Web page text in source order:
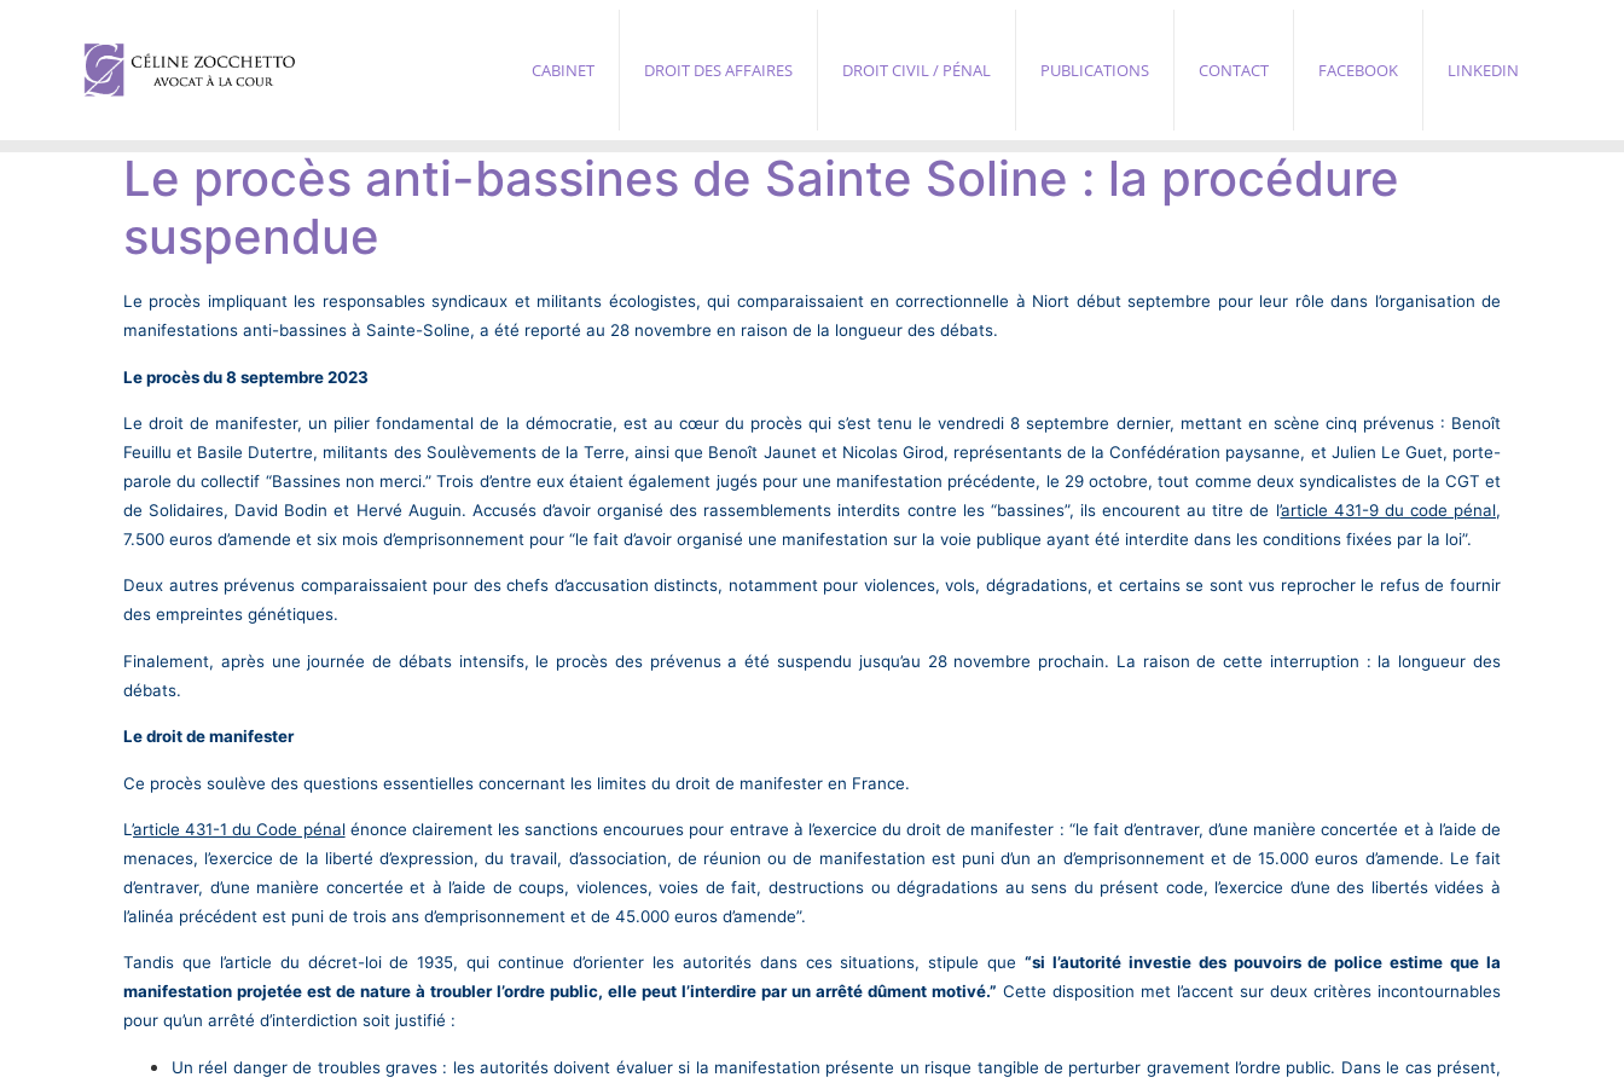
CABINET DROIT DES AFFAIRES DROIT CIVIL / PÉNAL PUBLICATIONS CONTACT FACEBOOK LINKEDIN
Le procès anti-bassines de Sainte Soline : la procédure
suspendue
Le procès impliquant les responsables syndicaux et militants écologistes, qui comparaissaient en correctionnelle à Niort début septembre pour leur rôle dans l’organisation de
manifestations anti-bassines à Sainte-Soline, a été reporté au 28 novembre en raison de la longueur des débats.
Le procès du 8 septembre 2023
Le droit de manifester, un pilier fondamental de la démocratie, est au cœur du procès qui s’est tenu le vendredi 8 septembre dernier, mettant en scène cinq prévenus : Benoît
Feuillu et Basile Dutertre, militants des Soulèvements de la Terre, ainsi que Benoît Jaunet et Nicolas Girod, représentants de la Confédération paysanne, et Julien Le Guet, porte-
parole du collectif “Bassines non merci.” Trois d’entre eux étaient également jugés pour une manifestation précédente, le 29 octobre, tout comme deux syndicalistes de la CGT et
de Solidaires, David Bodin et Hervé Auguin. Accusés d’avoir organisé des rassemblements interdits contre les “bassines”, ils encourent au titre de l’article 431-9 du code pénal,
7.500 euros d’amende et six mois d’emprisonnement pour “le fait d’avoir organisé une manifestation sur la voie publique ayant été interdite dans les conditions fixées par la loi”.
Deux autres prévenus comparaissaient pour des chefs d’accusation distincts, notamment pour violences, vols, dégradations, et certains se sont vus reprocher le refus de fournir
des empreintes génétiques.
Finalement, après une journée de débats intensifs, le procès des prévenus a été suspendu jusqu’au 28 novembre prochain. La raison de cette interruption : la longueur des
débats.
Le droit de manifester
Ce procès soulève des questions essentielles concernant les limites du droit de manifester en France.
L’article 431-1 du Code pénalénonce clairement les sanctions encourues pour entrave à l’exercice du droit de manifester : “le fait d’entraver, d’une manière concertée et à l’aide de
menaces, l’exercice de la liberté d’expression, du travail, d’association, de réunion ou de manifestation est puni d’un an d’emprisonnement et de 15.000 euros d’amende. Le fait
d’entraver, d’une manière concertée et à l’aide de coups, violences, voies de fait, destructions ou dégradations au sens du présent code, l’exercice d’une des libertés vidées à
l’alinéa précédent est puni de trois ans d’emprisonnement et de 45.000 euros d’amende”.
Tandis que l’article du décret-loi de 1935, qui continue d’orienter les autorités dans ces situations, stipule que“si l’autorité investie des pouvoirs de police estime que la
manifestation projetée est de nature à troubler l’ordre public, elle peut l’interdire par un arrêté dûment motivé.” Cette disposition met l’accent sur deux critères incontournables
pour qu’un arrêté d’interdiction soit justifié :
Un réel danger de troubles graves : les autorités doivent évaluer si la manifestation présente un risque tangible de perturber gravement l’ordre public. Dans le cas présent,